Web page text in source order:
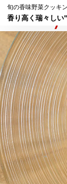
旬の香味野菜クッキ
香り高く瑞々し